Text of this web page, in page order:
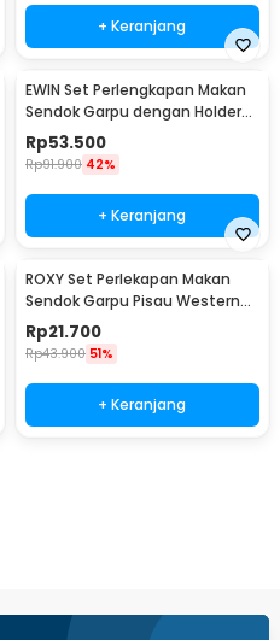
+ Keranjang
EWIN Set Perlengkapan Makan
Sendok Garpu dengan Holder
Angsa Swan Rack - NP311
Rp53.500
Rp91.900 42%
+ Keranjang
ROXY Set Perlekapan Makan
Sendok Garpu Pisau Western
Cutlery Set 4 PCS - C24
Rp21.700
Rp43.900 51%
+ Keranjang